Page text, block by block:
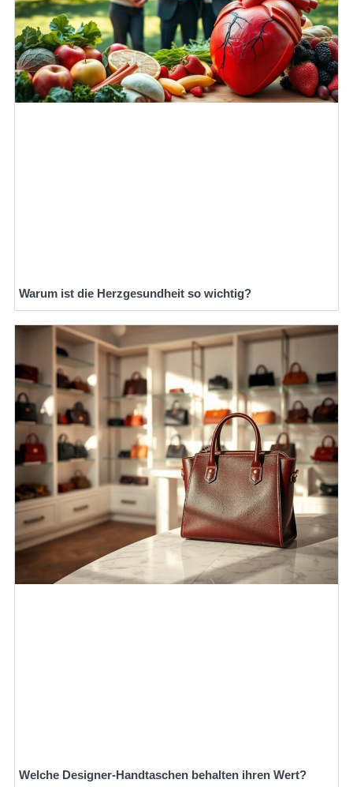
Warum ist die Herzgesundheit so wichtig?
Welche Designer-Handtaschen behalten ihren Wert?